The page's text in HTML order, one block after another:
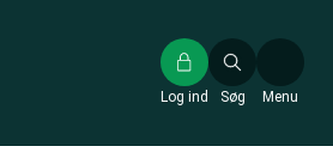
Søg
Log ind Menu